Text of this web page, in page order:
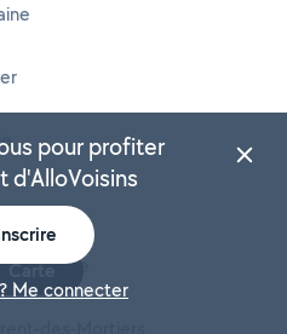
Mayenne
Carte
pour profiter
d'AlloVoisins
Me connecter